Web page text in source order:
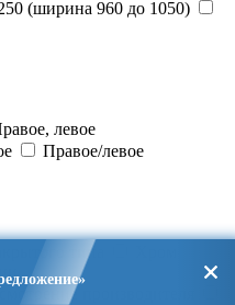
(ширина 960 до 1050)
левое
Правое/левое
типа
производителя